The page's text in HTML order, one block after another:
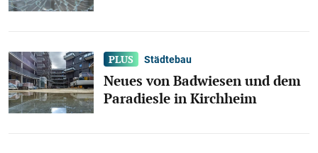
Städtebau
Neues von Badwiesen und dem
Paradiesle in Kirchheim